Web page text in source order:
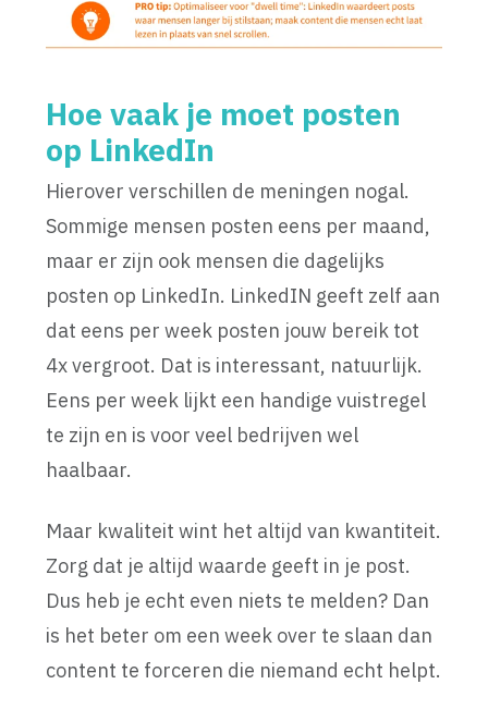
Hoe vaak je moet posten
op LinkedIn
Hierover verschillen de meningen nogal.
Sommige mensen posten eens per maand,
maar er zijn ook mensen die dagelijks
posten op LinkedIn. LinkedIN geeft zelf aan
dat eens per week posten jouw bereik tot
4x vergroot. Dat is interessant, natuurlijk.
Eens per week lijkt een handige vuistregel
te zijn en is voor veel bedrijven wel
haalbaar.
Maar kwaliteit wint het altijd van kwantiteit.
Zorg dat je altijd waarde geeft in je post.
Dus heb je echt even niets te melden? Dan
is het beter om een week over te slaan dan
content te forceren die niemand echt helpt.